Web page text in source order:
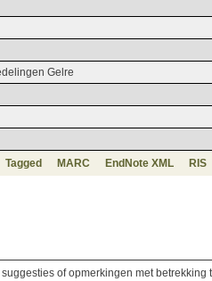
Gelre
Tagged MARC EndNote XML RIS
of opmerkingen met